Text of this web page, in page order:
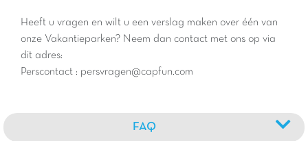
Heeft u vragen en wilt u een verslag maken over één van
onze Vakantieparken? Neem dan contact met ons op via
dit adres:
Perscontact : persvragen@capfun.com
FAQ